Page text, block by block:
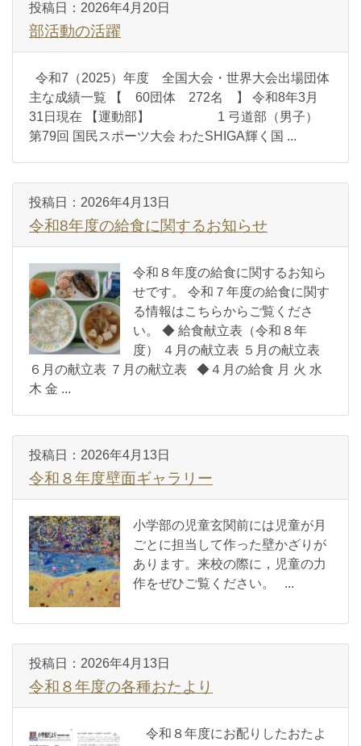
投稿日： 2026年4月20日
部活動の活躍
令和7（2025）年度 全国大会・世界大会出場団体
主な成績一覧 【 60団体 272名 】 令和8年3月
31日現在 【運動部】 1 弓道部（男子）
第79回 国民スポーツ大会 わたSHIGA輝く国 ...
投稿日： 2026年4月13日
令和8年度の給食に関するお知らせ
令和８年度の給食に関するお知ら
せです。 令和７年度の給食に関す
る情報はこちらからご覧くださ
い。 ◆ 給食献立表（令和８年
度） ４月の献立表 ５月の献立表
６月の献立表 ７月の献立表 ◆４月の給食 月 火 水
木 金 ...
投稿日： 2026年4月13日
令和８年度壁面ギャラリー
小学部の児童玄関前には児童が月
ごとに担当して作った壁かざりが
あります。来校の際に，児童の力
作をぜひご覧ください。 ...
投稿日： 2026年4月13日
令和８年度の各種おたより
令和８年度にお配りしたおたよ